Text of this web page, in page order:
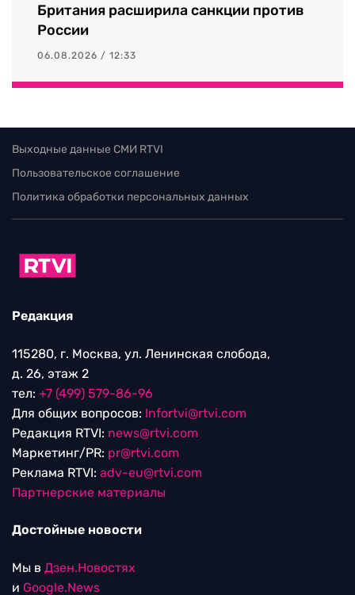
Британия расширила санкции против
России
06.08.2026 / 12:33
Выходные данные СМИ RTVI
Пользовательское соглашение
Политика обработки персональных данных
Редакция
115280, г. Москва, ул. Ленинская слобода,
д. 26, этаж 2
тел: +7 (499) 579-86-96
Для общих вопросов: Infortvi@rtvi.com
Редакция RTVI: news@rtvi.com
Маркетинг/PR: pr@rtvi.com
Реклама RTVI: adv-eu@rtvi.com
Партнерские материалы
Достойные новости
Мы в Дзен.Новостях
и Google.News